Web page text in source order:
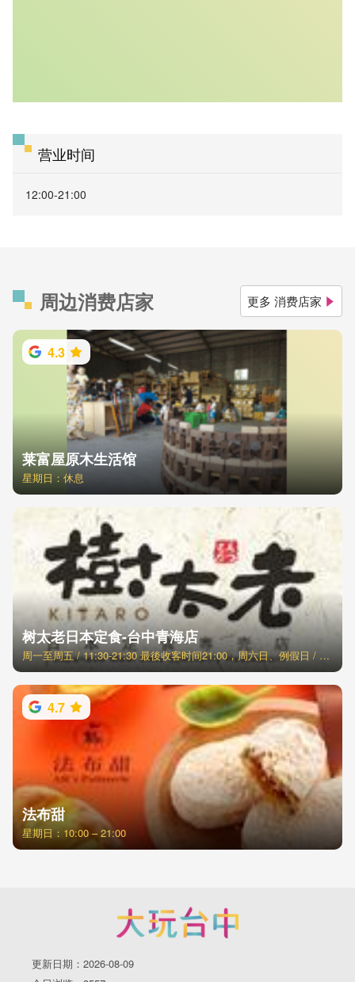
营业时间
12:00-21:00
周边消费店家 更多 消费店家
4.3
莱富屋原木生活馆
星期日：休息
树太老日本定食-台中青海店
周一至周五 / 11:30-21:30 最後收客时间21:00，周六日、例假日 / 11:00-21:30 最後收客时间21:00
4.7
法布甜
星期日：10:00 – 21:00
更新日期：2026-08-09